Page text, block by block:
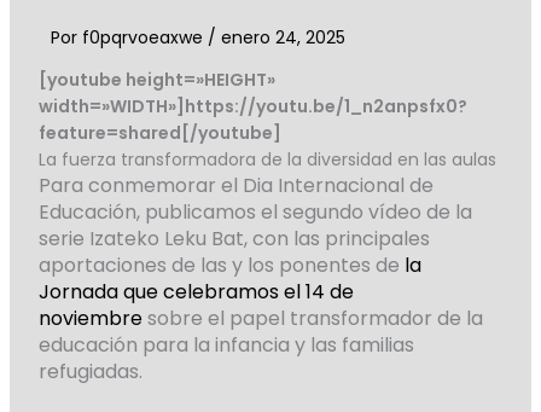
Por f0pqrvoeaxwe / enero 24, 2025
[youtube height=»HEIGHT»
width=»WIDTH»]https://youtu.be/1_n2anpsfx0?
feature=shared[/youtube]
La fuerza transformadora de la diversidad en las aulas
Para conmemorar el Dia Internacional de
Educación, publicamos el segundo vídeo de la
serie Izateko Leku Bat,con las principales
aportaciones de las y los ponentes de la
Jornada que celebramos el 14 de
noviembresobre el papel transformador de la
educación para la infancia y las familias
refugiadas.